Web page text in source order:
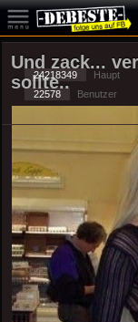
Und zack...
sollte..
24218349 Haupt
22578
Benutzer